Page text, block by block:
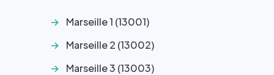
Marseille 1 (13001)
Marseille 2 (13002)
Marseille 3 (13003)